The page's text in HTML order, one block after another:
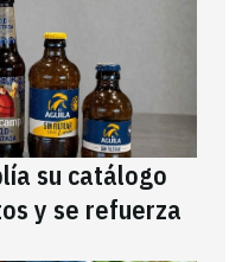
su catálogo
y se refuerza